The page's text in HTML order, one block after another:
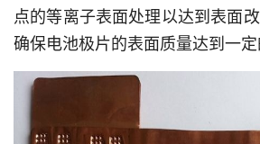
联系我们
点的等离子表面处理以达到表面
确保电池极片的表面质量达到一定